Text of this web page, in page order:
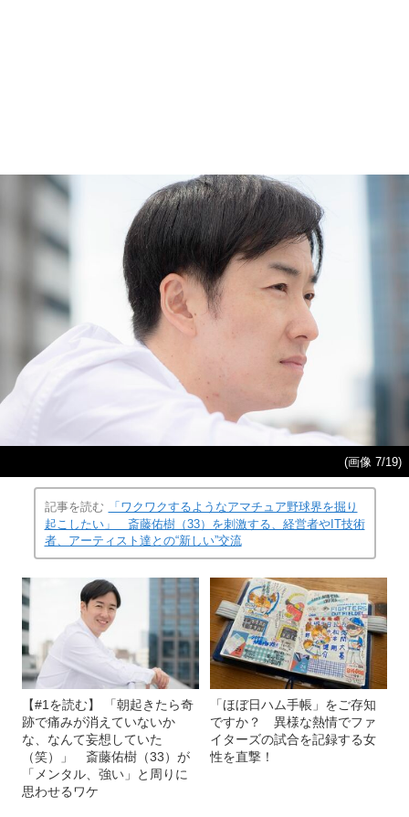
(画像 7/19)
記事を読む
「ワクワクするようなアマチュア野球界を掘り
起こしたい」 斎藤佑樹（33）を刺激する、経営者やIT技術
者、アーティスト達との“新しい”交流
【#1を読む】 「朝起きたら奇
跡で痛みが消えていないか
な、なんて妄想していた
（笑）」 斎藤佑樹（33）が
「メンタル、強い」と周りに
思わせるワケ
「ほぼ日ハム手帳」をご存知
ですか？ 異様な熱情でファ
イターズの試合を記録する女
性を直撃！